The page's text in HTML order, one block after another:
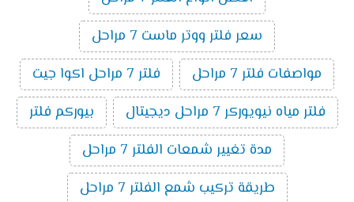
سعر فلتر ووتر ماست 7 مراحل
مواصفات فلتر 7 مراحل
فلتر 7 مراحل اكوا جيت
فلتر مياه نيويوركر 7 مراحل ديجيتال
بيوركم فلتر
مدة تغيير شمعات الفلتر 7 مراحل
طريقة تركيب شمع الفلتر 7 مراحل